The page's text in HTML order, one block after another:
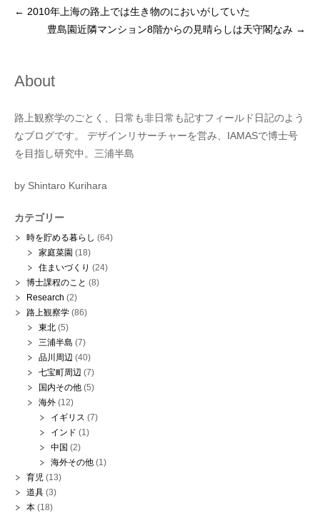
← 2010年上海の路上では生き物のにおいがしていた
豊島園近隣マンション8階からの見晴らしは天守閣なみ →
About
路上観察学のごとく、日常も非日常も記すフィールド日記のよう
なブログです。 デザインリサーチャーを営み、IAMASで博士号
を目指し研究中。三浦半島
by Shintaro Kurihara
カテゴリー
時を貯める暮らし (64)
家庭菜園 (18)
住まいづくり (24)
博士課程のこと (8)
Research (2)
路上観察学 (86)
東北 (5)
三浦半島 (7)
品川周辺 (40)
七宝町周辺 (7)
国内その他 (5)
海外 (12)
イギリス (7)
インド (1)
中国 (2)
海外その他 (1)
育児 (13)
道具 (3)
本 (18)